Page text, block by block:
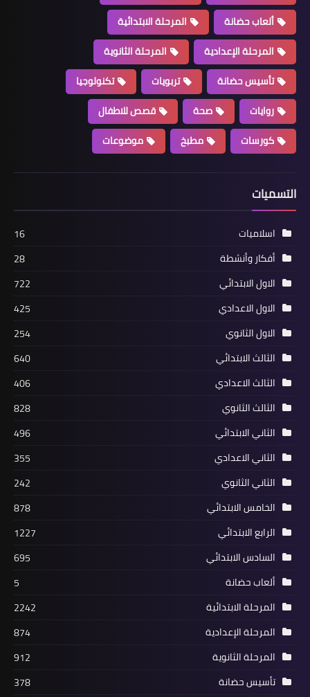
ألعاب حضانة
المرحلة الابتدائية
المرحلة الإعدادية
المرحلة الثانوية
تأسيس حضانة
تربويات
تكنولوجيا
روايات
صحة
قصص للاطفال
كورسات
مطبخ موضوعات
التسميات
اسلاميات
16
أفكار وأنشطة
28
الاول الابتدائي
722
الاول الاعدادي
425
الاول الثانوي
254
الثالث الابتدائي
640
الثالث الاعدادي
406
الثالث الثانوي
828
الثاني الابتدائي
496
الثاني الاعدادي
355
الثاني الثانوي
242
الخامس الابتدائي
878
الرابع الابتدائي
1227
السادس الابتدائي
695
ألعاب حضانة
5
المرحلة الابتدائية
2242
المرحلة الإعدادية
874
المرحلة الثانوية
912
تأسيس حضانة
378